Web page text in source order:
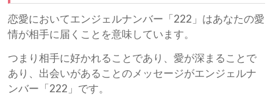
恋愛においてエンジェルナンバー「222」はあなたの愛
情が相手に届くことを意味しています。
つまり相手に好かれることであり、愛が深まることで
あり、出会いがあることのメッセージがエンジェルナ
ンバー「222」です。